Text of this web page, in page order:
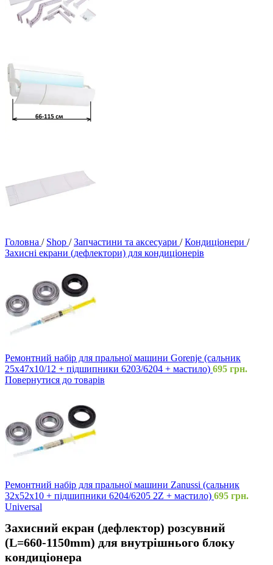
Головна / Shop / Запчастини та аксесуари / Кондиціонери /
Захисні екрани (дефлектори) для кондиціонерів
Ремонтний набір для пральної машини Gorenje (сальник
25x47x10/12 + підшипники 6203/6204 + мастило) 695 грн.
Повернутися до товарів
Ремонтний набір для пральної машини Zanussi (сальник
32x52x10 + підшипники 6204/6205 2Z + мастило) 695 грн.
Universal
Захисний екран (дефлектор) розсувний
(L=660-1150mm) для внутрішнього блоку
кондиціонера